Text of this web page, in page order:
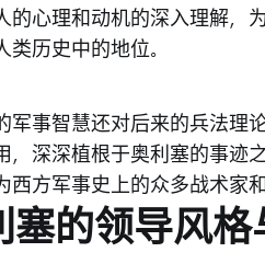
的心理和动机的深入理解，
类历史中的地位。
军事智慧还对后来的兵法理
，深深植根于奥利塞的事迹
西方军事史上的众多战术家
塞的领导风格